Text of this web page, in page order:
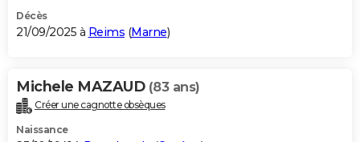
Décès
21/09/2025 à Reims (Marne)
Michele MAZAUD (83 ans)
Créer une cagnotte obsèques
Naissance